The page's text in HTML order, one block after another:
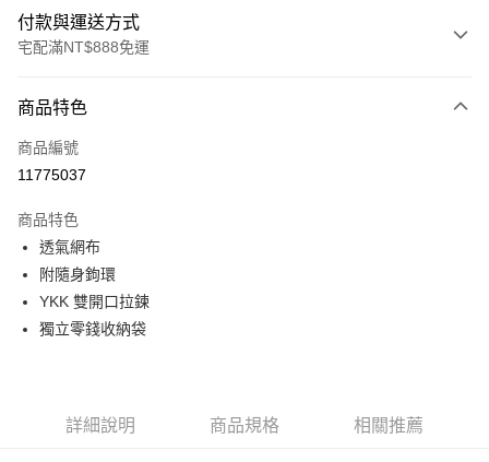
付款與運送方式
宅配滿NT$888免運
信用卡一次付款
Apple Pay
AFTEE先享後付
相關說明
【關於「AFTEE先享後付」】
AFTEE先享後付是「在收到商品之後才付款」的支付方式。 讓您購物簡單
便利好安心！
【「AFTEE先享後付」結帳流程】
運送方式
商品特色
商品編號
11775037
商品特色
透氣網布
附隨身鉤環
YKK 雙開口拉鍊
獨立零錢收納袋
詳細說明 商品規格 相關推薦